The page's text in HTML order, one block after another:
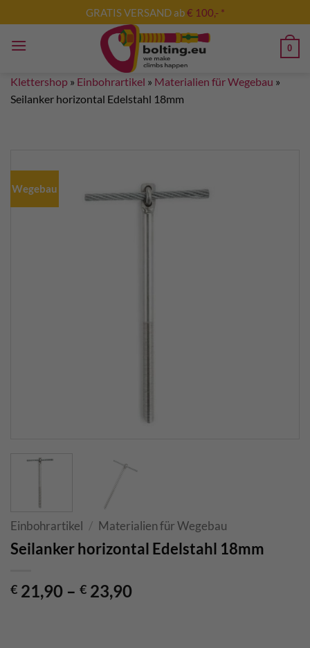
Inhalt
springen
GRATIS VERSAND ab€ 100,- *
0
Klettershop » Einbohrartikel » Materialien für Wegebau »
Seilanker horizontal Edelstahl 18mm
Wegebau
Einbohrartikel / Materialien für Wegebau
Seilanker horizontal Edelstahl 18mm
€ 21,90 – € 23,90